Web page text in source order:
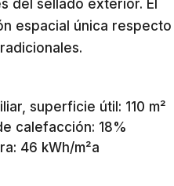
del sellado exterior. El
espacial única respecto
superficie útil: 110 m²
calefacción: 18%
46 kWh/m²a